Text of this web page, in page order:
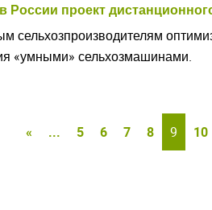
России проект
сельхозпроизводителям
«умными» сельхозмашинами.
« ... 5 6 7 8 9 10